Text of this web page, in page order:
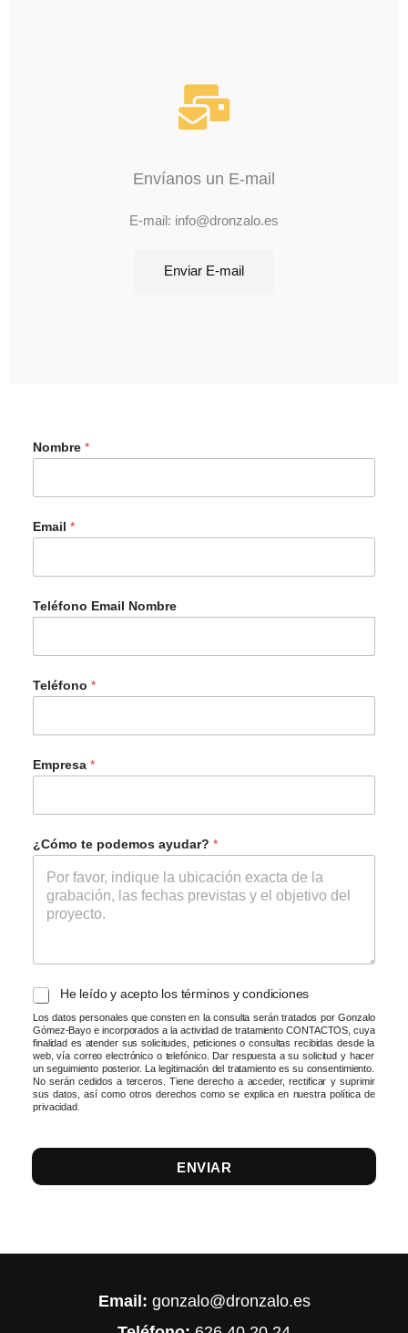
Envíanos un E-mail
E-mail: info@dronzalo.es
Enviar E-mail
Nombre *
Email *
Teléfono Email Nombre
Teléfono *
Empresa *
¿Cómo te podemos ayudar? *
* He leído y acepto los términos y condiciones
Los datos personales que consten en la consulta serán tratados por Gonzalo
Gómez-Bayo e incorporados a la actividad de tratamiento CONTACTOS, cuya
finalidad es atender sus solicitudes, peticiones o consultas recibidas desde la
web, vía correo electrónico o telefónico. Dar respuesta a su solicitud y hacer
un seguimiento posterior. La legitimación del tratamiento es su consentimiento.
No serán cedidos a terceros. Tiene derecho a acceder, rectificar y suprimir
sus datos, así como otros derechos como se explica en nuestra política de
privacidad.
ENVIAR
Email: gonzalo@dronzalo.es